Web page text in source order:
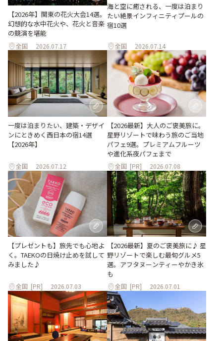
【2026年】関東の花火大会14選。
幻想的な水中花火や、花火と音楽
の競演を堪能
全国 2026.07.17
海と空に癒される、一度は泊まり
たい絶景インフィニティプールの
宿10選
全国 2026.07.14
一度は泊まりたい、建築・デザイ
ンにときめく西日本の宿14選
【2026年】
全国 2026.07.12
【2026最新】大人のご褒美旅に。
星野リゾートで味わう旅のご当地
パフェ9選。プレミアムフルーツ
や進化系夜パフェまで
全国 [PR] 2026.07.08
【プレゼントも】旅先でも心地よ
く。TAEKOの日焼け止めを試して
みました♪
全国 [PR] 2026.07.03
【2026最新】夏のご褒美旅に♪ 星
野リゾートで楽しむ最旬グルメ5
選。アフタヌーンティーやかき氷
も
全国 [PR] 2026.07.01